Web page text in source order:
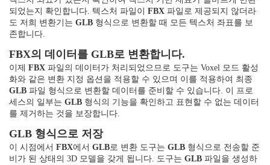
되었는지 확인합니다. 텍스처 파일이 FBX 파일로 제공되지 않더라
도 저희 변환기는 GLB 형식으로 변환할 때 모든 텍스처 좌표를 보
존합니다.
FBX의 데이터를 GLB로 변환합니다.
이제 FBX 파일의 데이터가 처리되었으므로 도구는 Voxel 모드 활성
화와 같은 변환 지정 옵션을 적용할 수 있으며 이를 적용하여 최종
GLB 파일 형식으로 변환할 데이터를 준비할 수 있습니다. 이 프로
세스의 일부는 GLB 형식의 기능을 확인하고 표현할 수 없는 데이터
를 제거하는 것을 보장합니다.
GLB 형식으로 저장
이 시점에서 FBX에서 GLB로 변환 도구는 GLB 형식으로 전송할 준
비가 된 상태의 3D 모델을 갖게 됩니다. 도구는 GLB 파일을 생성하